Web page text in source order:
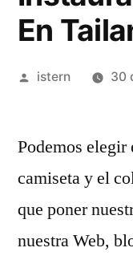
En
Publicado
istern 30
Podemos
camiseta y el
que poner
nuestra Web,